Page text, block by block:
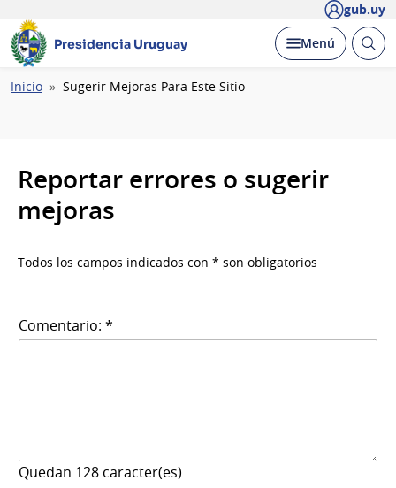
gub.uy
Presidencia Uruguay Desplegar
Menú Abrir
Ruta
Inicio Sugerir Mejoras Para Este Sitio
Reportar errores o sugerir
mejoras
Todos los campos indicados con * son obligatorios
Comentario: *
Quedan 128 caracter(es)